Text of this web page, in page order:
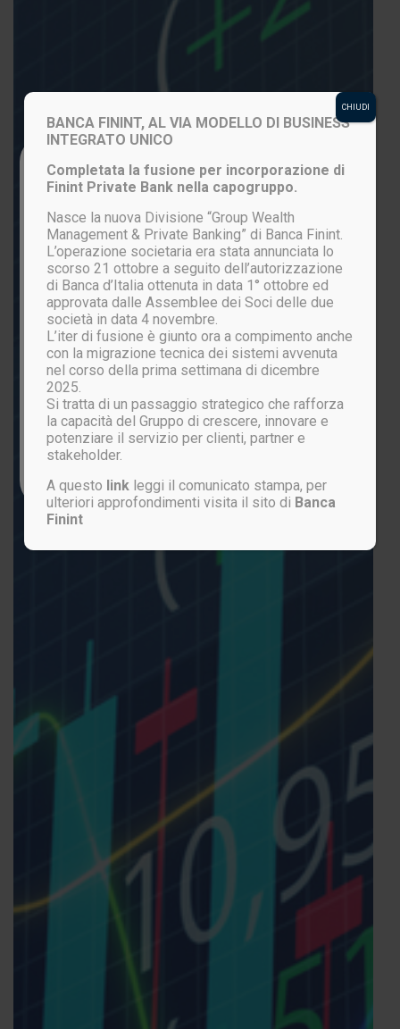
Login to your account
ACCEDI
Password persa?
Non sei ancora registrato?
BANCA FININT, AL VIA MODELLO DI BUSINESS
INTEGRATO UNICO
Completata la fusione per incorporazione di
Finint Private Bank nella capogruppo.
Nasce la nuova Divisione “Group Wealth
Management & Private Banking” di Banca Finint.
L’operazione societaria era stata annunciata lo
scorso 21 ottobre a seguito dell’autorizzazione
di Banca d’Italia ottenuta in data 1° ottobre ed
approvata dalle Assemblee dei Soci delle due
società in data 4 novembre.
L’iter di fusione è giunto ora a compimento anche
con la migrazione tecnica dei sistemi avvenuta
nel corso della prima settimana di dicembre
2025.
Si tratta di un passaggio strategico che rafforza
la capacità del Gruppo di crescere, innovare e
potenziare il servizio per clienti, partner e
stakeholder.
A questo link leggi il comunicato stampa, per
ulteriori approfondimenti visita il sito di Banca
Finint
CHIUDI